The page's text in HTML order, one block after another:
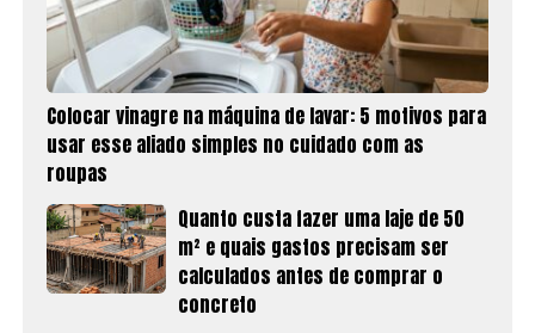
Colocar vinagre na máquina de lavar: 5 motivos para
usar esse aliado simples no cuidado com as
roupas
Quanto custa fazer uma laje de 50
m² e quais gastos precisam ser
calculados antes de comprar o
concreto